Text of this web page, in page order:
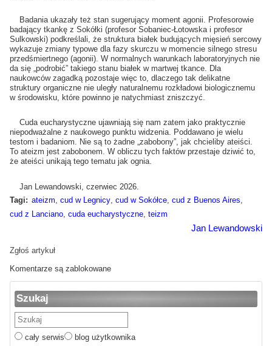
Szukaj
cały serwis blog użytkownika
Badania ukazały też stan sugerujący moment agonii. Profesorowie
badający tkankę z Sokółki (profesor Sobaniec-Łotowska i profesor
Sulkowski) podkreślali, że struktura białek budujących mięsień sercowy
wykazuje zmiany typowe dla fazy skurczu w momencie silnego stresu
przedśmiertnego (agonii). W normalnych warunkach laboratoryjnych nie
da się „podrobić” takiego stanu białek w martwej tkance. Dla
naukowców zagadką pozostaje więc to, dlaczego tak delikatne
struktury organiczne nie uległy naturalnemu rozkładowi biologicznemu
w środowisku, które powinno je natychmiast zniszczyć.
Cuda eucharystyczne ujawniają się nam zatem jako praktycznie
niepodważalne z naukowego punktu widzenia. Poddawano je wielu
testom i badaniom. Nie są to żadne „zabobony”, jak chcieliby ateiści.
To ateizm jest zabobonem. W obliczu tych faktów przestaje dziwić to,
że ateiści unikają tego tematu jak ognia.
Jan Lewandowski, czerwiec 2026.
Tagi: ateizm cud w Legnicy, cud w Sokółce, cud z Buenos Aires
cud z Lanciano ,cuda eucharystyczne ,teizm
Jan Lewandowski
Zgłoś artykuł
Komentarze są zablokowane